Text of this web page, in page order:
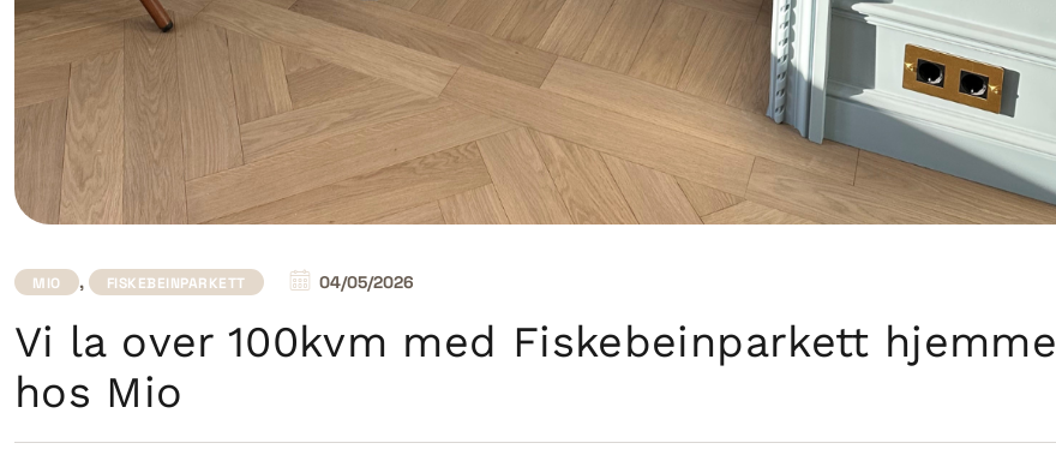
MIO , FISKEBEINPARKETT 04/05/2026
Vi la over 100kvm med Fiskebeinparkett hjemme
hos Mio